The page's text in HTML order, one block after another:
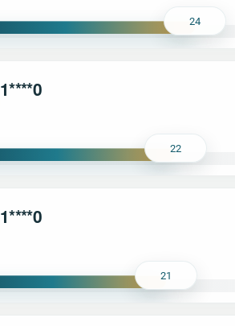
24
1****0
22
1****0
21